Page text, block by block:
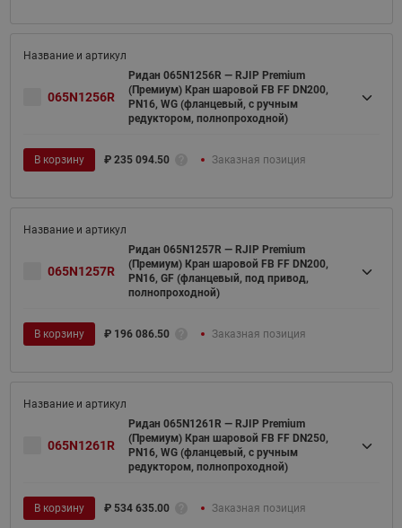
065N1256R
Ридан 065N1256R — RJIP Premium
(Премиум) Кран шаровой FB FF DN200,
PN16, WG (фланцевый, с ручным
редуктором, полнопроходной)
В корзину ₽ 235 094.50 Заказная позиция
065N1257R
Ридан 065N1257R — RJIP Premium
(Премиум) Кран шаровой FB FF DN200,
PN16, GF (фланцевый, под привод,
полнопроходной)
В корзину ₽ 196 086.50 Заказная позиция
065N1261R
Ридан 065N1261R — RJIP Premium
(Премиум) Кран шаровой FB FF DN250,
PN16, WG (фланцевый, с ручным
редуктором, полнопроходной)
В корзину ₽ 534 635.00 Заказная позиция